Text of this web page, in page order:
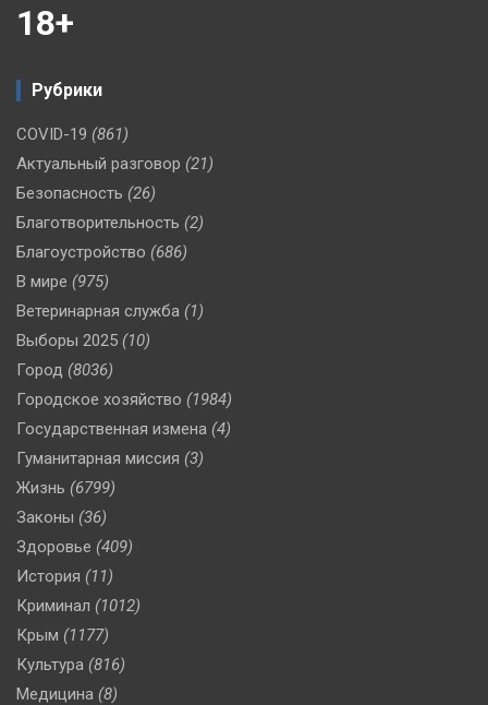
18+
Рубрики
COVID-19 (861)
Актуальный разговор (21)
Безопасность (26)
Благотворительность (2)
Благоустройство (686)
В мире (975)
Ветеринарная служба (1)
Выборы 2025 (10)
Город (8036)
Городское хозяйство (1984)
Государственная измена (4)
Гуманитарная миссия (3)
Жизнь (6799)
Законы (36)
Здоровье (409)
История (11)
Криминал (1012)
Крым (1177)
Культура (816)
Медицина (8)